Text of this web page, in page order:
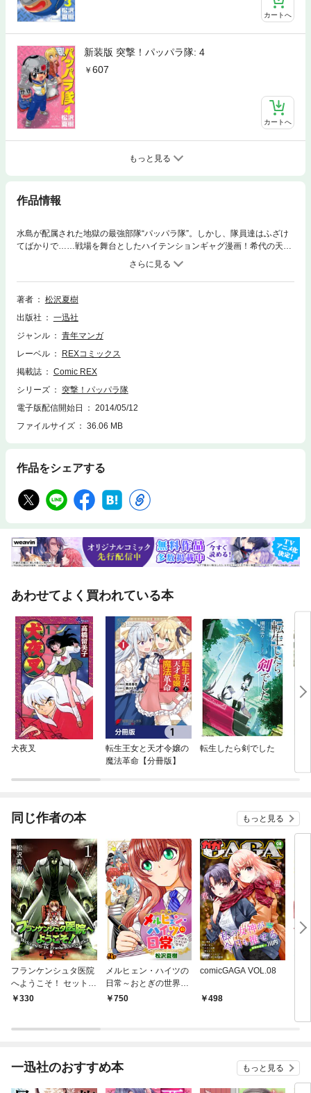
カートへ
新装版 突撃！パッパラ隊: 4
607
カートへ
もっと見る
作品情報
水島が配属された地獄の最強部隊“パッパラ隊”。しかし、隊員達はふざけ
てばかりで……戦場を舞台としたハイテンションギャグ漫画！希代の天才
可学者・シルヴァーナの繰り出す強力ロボットに、パッパラ隊の面々も苦
著者
松沢夏樹
出版社
一迅社
ジャンル
青年マンガ
レーベル
REXコミックス
掲載誌
Comic REX
シリーズ
突撃！パッパラ隊
電子版配信開始日
2014/05/12
ファイルサイズ
36.06 MB
作品をシェアする
あわせてよく買われている本
犬夜叉
転生王女と天才令嬢の
魔法革命【分冊版】
転生したら剣でした
同じ作者の本 もっと見る
フランケンシュタ医院
へようこそ！ セット版
1 330
メルヒェン・ハイツの
日常～おとぎの世界で
いきなり管理人～【電
750
comicGAGA VOL.08
498
一迅社のおすすめ本 もっと見る